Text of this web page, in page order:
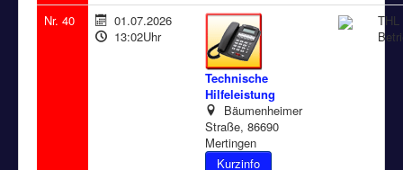
Nr. 40
01.07.2026
13:02Uhr
Technische
Hilfeleistung
Bäumenheimer
Straße, 86690
Mertingen
THL